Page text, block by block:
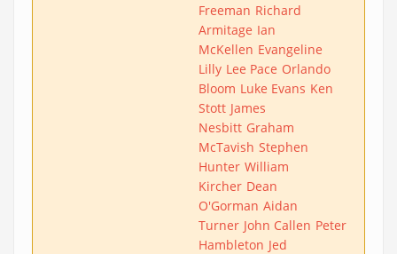
Freeman Richard
Armitage Ian
McKellen Evangeline
Lilly Lee Pace Orlando
Bloom Luke Evans Ken
Stott James
Nesbitt Graham
McTavish Stephen
Hunter William
Kircher Dean
O'Gorman Aidan
Turner John Callen Peter
Hambleton Jed